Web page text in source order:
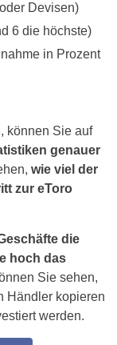
Devisen)
6 die höchste)
in Prozent
können Sie auf
genauer
wie viel der
zur eToro
die
hoch das
Sie sehen,
Händler kopieren
werden.